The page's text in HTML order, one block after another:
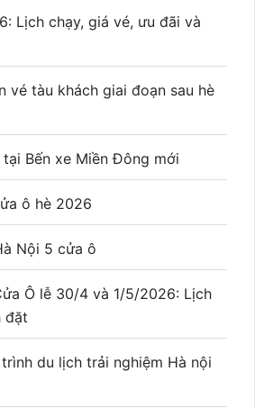
Lịch chạy, giá vé, ưu đãi và
vé tàu khách giai đoạn sau hè
Bến xe Miền Đông mới
ô hè 2026
Nội 5 cửa ô
Ô lễ 30/4 và 1/5/2026: Lịch
đặt
du lịch trải nghiệm Hà nội